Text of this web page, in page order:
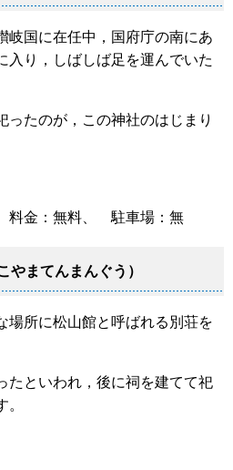
国に在任中，国府庁の南にあ
入り，しばしば足を運んでいた
ったのが，この神社のはじまり
金：無料、 駐車場：無
やまてんまんぐう）
所に松山館と呼ばれる別荘を
たといわれ，後に祠を建てて祀